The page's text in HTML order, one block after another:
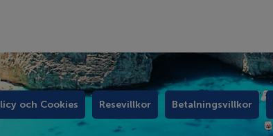
och Cookies Resevillkor Betalningsvillkor